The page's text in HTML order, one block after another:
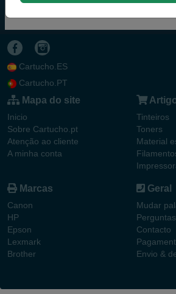
Cartucho.ES
Cartucho.PT
Mapa do site
Inicio
Sobre Cartucho.pt
Atenção ao cliente
A minha conta
Tinteiros
Toners
Material
Marcas
Canon
HP
Epson
Lexmark
Brother
Geral
Mudar
Contacto
Envio &